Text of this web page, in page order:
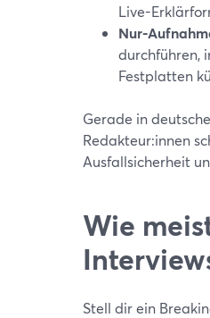
Live-
Nur-
durchführen,
Festplatten
Gerade in
Redakteur:innen
Ausfallsicherheit
Wie
Stell dir ein